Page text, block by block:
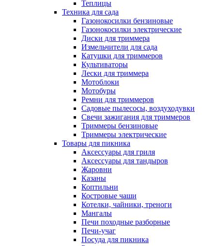
Теплицы
Техника для сада
Газонокосилки бензиновые
Газонокосилки электрические
Диски для триммера
Измельчители для сада
Катушки для триммеров
Культиваторы
Лески для триммера
Мотоблоки
Мотобуры
Ремни для триммеров
Садовые пылесосы, воздуходувки
Свечи зажигания для триммеров
Триммеры бензиновые
Триммеры электрические
Товары для пикника
Аксессуары для гриля
Аксессуары для тандыров
Жаровни
Казаны
Коптильни
Костровые чаши
Котелки, чайники, треноги
Мангалы
Печи походные разборные
Печи-учаг
Посуда для пикника